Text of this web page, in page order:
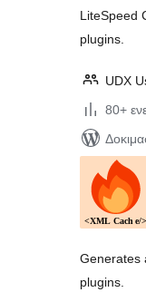
LiteSpeed
plugins.
UDX
80+
Generates
plugins.